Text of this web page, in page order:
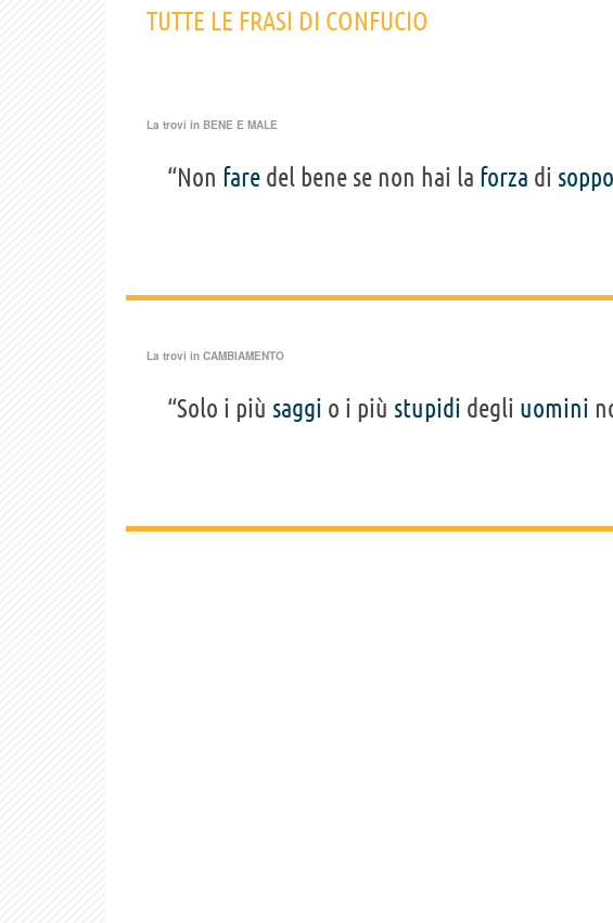
TUTTE LE FRASI DI CONFUCIO
La trovi in BENE E MALE
“Non fare del bene se non hai la forza di
La trovi in CAMBIAMENTO
“Solo i più saggi o i più stupidi degli uomini